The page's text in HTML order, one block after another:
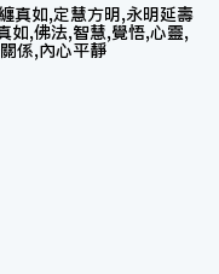
真如,定慧方明,永明延壽
如,佛法,智慧,覺悟,心靈,
係,內心平靜